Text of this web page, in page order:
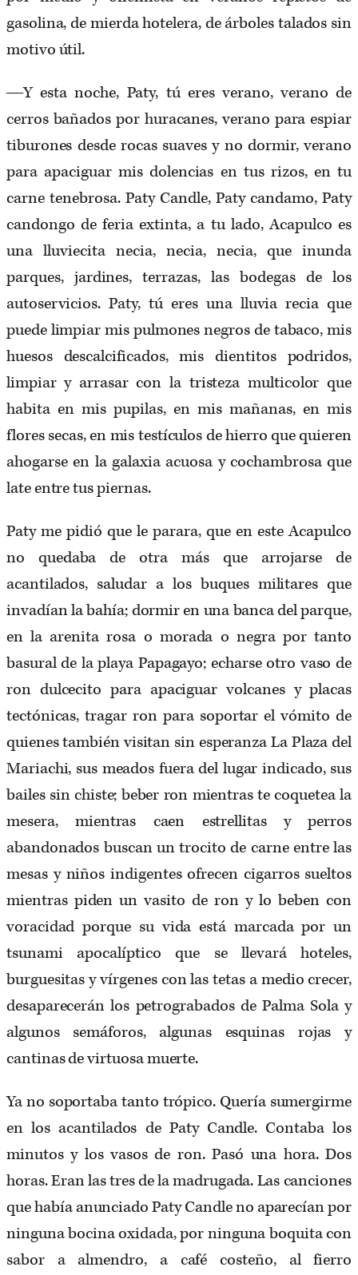
gasolina, de mierda hotelera, de árboles talados sin
motivo útil.
―Y esta noche, Paty, tú eres verano, verano de
cerros bañados por huracanes, verano para espiar
tiburones desde rocas suaves y no dormir, verano
para apaciguar mis dolencias en tus rizos, en tu
carne tenebrosa. Paty Candle, Paty candamo, Paty
candongo de feria extinta, a tu lado, Acapulco es
una lluviecita necia, necia, necia, que inunda
parques, jardines, terrazas, las bodegas de los
autoservicios. Paty, tú eres una lluvia recia que
puede limpiar mis pulmones negros de tabaco, mis
huesos descalcificados, mis dientitos podridos,
limpiar y arrasar con la tristeza multicolor que
habita en mis pupilas, en mis mañanas, en mis
flores secas, en mis testículos de hierro que quieren
ahogarse en la galaxia acuosa y cochambrosa que
late entre tus piernas.
Paty me pidió que le parara, que en este Acapulco
no quedaba de otra más que arrojarse de
acantilados, saludar a los buques militares que
invadían la bahía; dormir en una banca del parque,
en la arenita rosa o morada o negra por tanto
basural de la playa Papagayo; echarse otro vaso de
ron dulcecito para apaciguar volcanes y placas
tectónicas, tragar ron para soportar el vómito de
quienes también visitan sin esperanza La Plaza del
Mariachi, sus meados fuera del lugar indicado, sus
bailes sin chiste; beber ron mientras te coquetea la
mesera, mientras caen estrellitas y perros
abandonados buscan un trocito de carne entre las
mesas y niños indigentes ofrecen cigarros sueltos
mientras piden un vasito de ron y lo beben con
voracidad porque su vida está marcada por un
tsunami apocalíptico que se llevará hoteles,
burguesitas y vírgenes con las tetas a medio crecer,
desaparecerán los petrograbados de Palma Sola y
algunos semáforos, algunas esquinas rojas y
cantinas de virtuosa muerte.
Ya no soportaba tanto trópico. Quería sumergirme
en los acantilados de Paty Candle. Contaba los
minutos y los vasos de ron. Pasó una hora. Dos
horas. Eran las tres de la madrugada. Las canciones
que había anunciado Paty Candle no aparecían por
ninguna bocina oxidada, por ninguna boquita con
sabor a almendro, a café costeño, al fierro